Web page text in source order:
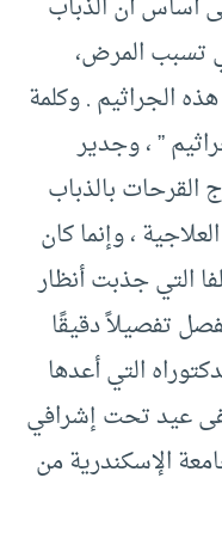
أساس أن الذباب
تسبب المرض،
الجراثيم . وكلمة
” ، وجدير
القرحات بالذباب
، وإنما كان
التي جذبت أنظار
تفصيلاً دقيقًا
التي أعدها
عيد تحت إشرافي
الإسكندرية من